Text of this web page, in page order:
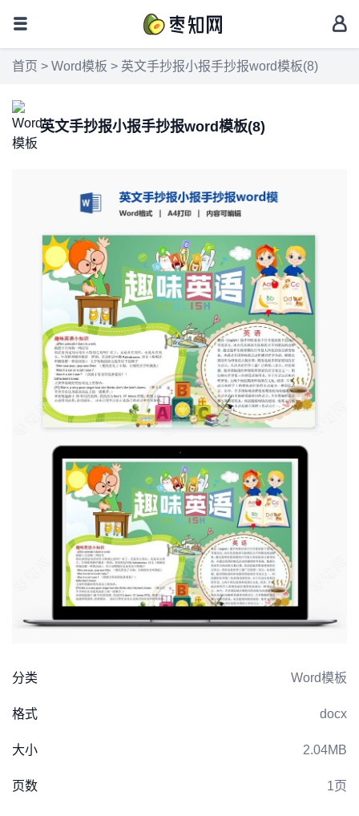
首页 > Word模板 > 英文手抄报小报手抄报word模板(8)
英文手抄报小报手抄报word模板(8)
分类 Word模板
格式 docx
大小 2.04MB
页数 1页